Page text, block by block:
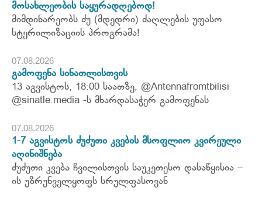
მოსახლეობის საყურადღებოდ!
მიმდინარეობს ძუ (მდედრი) ძაღლების უფასო
სტერილიზაციის პროგრამა!
07.08.2026
გამოფენა სინათლისთვის
13 აგვისტოს, 18:00 საათზე, @Antennafromtbilisi
@sinatle.media -ს მხარდასაჭერ გამოფენას
07.08.2026
1-7 აგვისტოს ძუძუთი კვების მსოფლიო კვირეული
აღინიშნება
ძუძუთი კვება ჩვილისთვის საუკეთესო დასაწყისია –
ის უზრუნველყოფს სრულფასოვან